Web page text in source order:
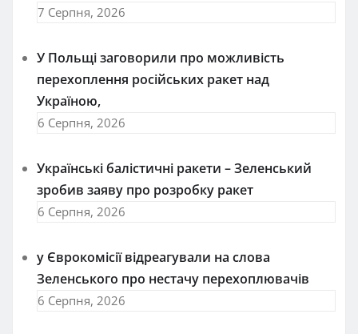
7 Серпня, 2026
У Польщі заговорили про можливість
перехоплення російських ракет над
Україною,
6 Серпня, 2026
Українські балістичні ракети – Зеленський
зробив заяву про розробку ракет
6 Серпня, 2026
у Єврокомісії відреагували на слова
Зеленського про нестачу перехоплювачів
6 Серпня, 2026